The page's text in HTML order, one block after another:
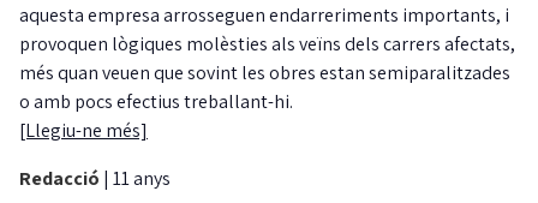
aquesta empresa arrosseguen endarreriments importants, i
provoquen lògiques molèsties als veïns dels carrers afectats,
més quan veuen que sovint les obres estan semiparalitzades
o amb pocs efectius treballant-hi.
[Llegiu-ne més]
Redacció | 11 anys